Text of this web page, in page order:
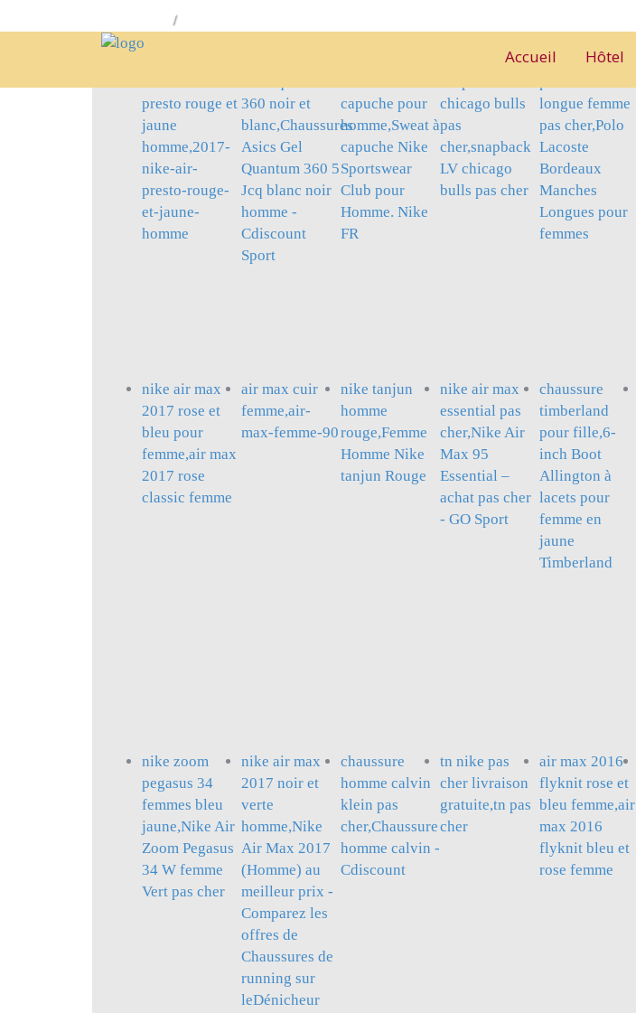
Accueil Hôtel
/
presto rouge et
jaune
homme,2017-
nike-air-
presto-rouge-
et-jaune-
homme
360 noir et
blanc,Chaussures
Asics Gel
Quantum 360 5
Jcq blanc noir
homme -
Cdiscount
Sport
capuche pour
homme,Sweat à
capuche Nike
Sportswear
Club pour
Homme. Nike
FR
chicago bulls
pas
cher,snapback
LV chicago
bulls pas cher
longue femme
pas cher,Polo
Lacoste
Bordeaux
Manches
Longues pour
femmes
nike air max
2017 rose et
bleu pour
femme,air max
2017 rose
classic femme
air max cuir
femme,air-
max-femme-90
nike tanjun
homme
rouge,Femme
Homme Nike
tanjun Rouge
nike air max
essential pas
cher,Nike Air
Max 95
Essential –
achat pas cher
- GO Sport
chaussure
timberland
pour fille,6-
inch Boot
Allington à
lacets pour
femme en
jaune
Timberland
nike zoom
pegasus 34
femmes bleu
jaune,Nike Air
Zoom Pegasus
34 W femme
Vert pas cher
nike air max
2017 noir et
verte
homme,Nike
Air Max 2017
(Homme) au
meilleur prix -
Comparez les
offres de
Chaussures de
running sur
leDénicheur
chaussure
homme calvin
klein pas
cher,Chaussure
homme calvin -
Cdiscount
tn nike pas
cher livraison
gratuite,tn pas
cher
air max 2016
flyknit rose et
bleu femme,air
max 2016
flyknit bleu et
rose femme